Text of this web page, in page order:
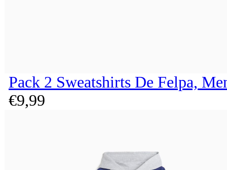
Pack 2 Sweatshirts De Felpa,
€9,99